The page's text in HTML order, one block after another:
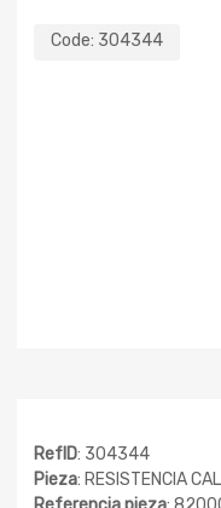
Code: 304344
RefID: 304344
Pieza: RESISTENCIA